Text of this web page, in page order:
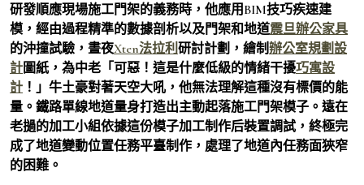
研發順應現場施工門架的義務時，他應用BIM技巧疾速建
模，經由過程精準的數據剖析以及門架和地道震旦辦公家具
的沖撞試驗，晝夜Xten法拉利 研討計劃，繪制辦公室規劃設
計圖紙，為中老「可惡！這是什麼低級的情緒干擾巧寓設
計 ！」牛土豪對著天空大吼，他無法理解這種沒有標價的能
量。鐵路單線地道量身打造出主動起落施工門架模子。遠在
老撾的加工小組依據這份模子加工制作后裝置調試，終極完
成了地道變動位置任務平臺制作，處理了地道內任務面狹窄
的困難。